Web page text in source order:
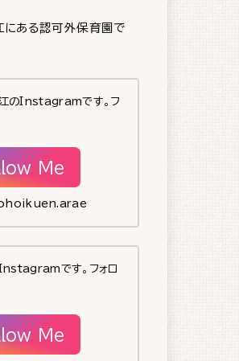
ある認可外保育園で
のInstagramです。フ
Me
です。フォロ
Me